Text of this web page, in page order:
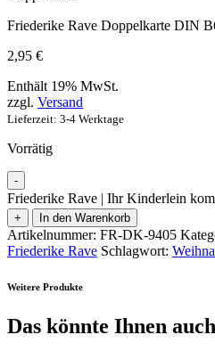
Friederike Rave Doppelkarte DIN
2,95 €
Enthält 19% MwSt.
zzgl. Versand
Lieferzeit: 3-4 Werktage
Vorrätig
-
Friederike Rave | Ihr Kinderlein
+ In den Warenkorb
Artikelnummer: FR-DK-9405
Friederike Rave Schlagwort:
Weitere Produkte
Das könnte Ihnen